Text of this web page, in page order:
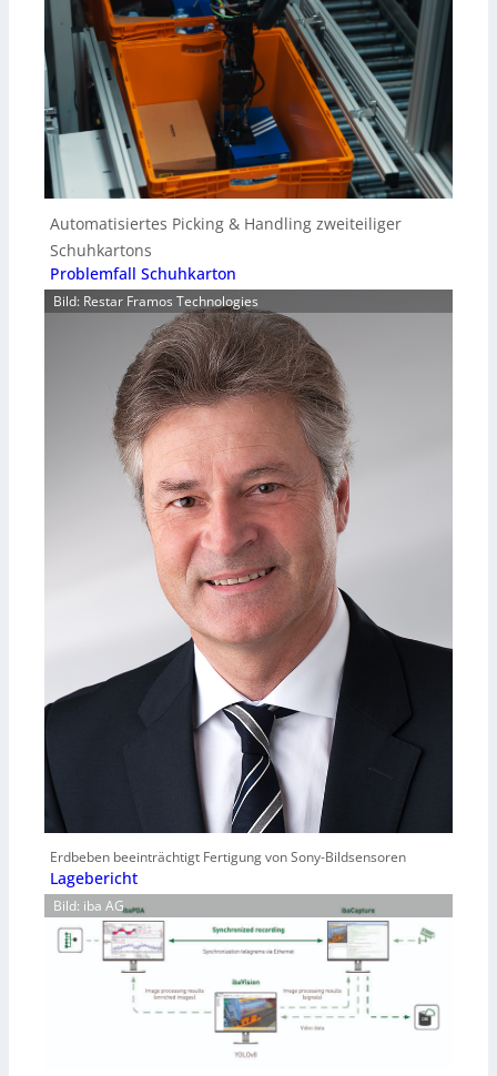
Automatisiertes Picking & Handling zweiteiliger
Schuhkartons
Problemfall Schuhkarton
Bild: Restar Framos Technologies
Erdbeben beeinträchtigt Fertigung von Sony-Bildsensoren
Lagebericht
Bild: iba AG